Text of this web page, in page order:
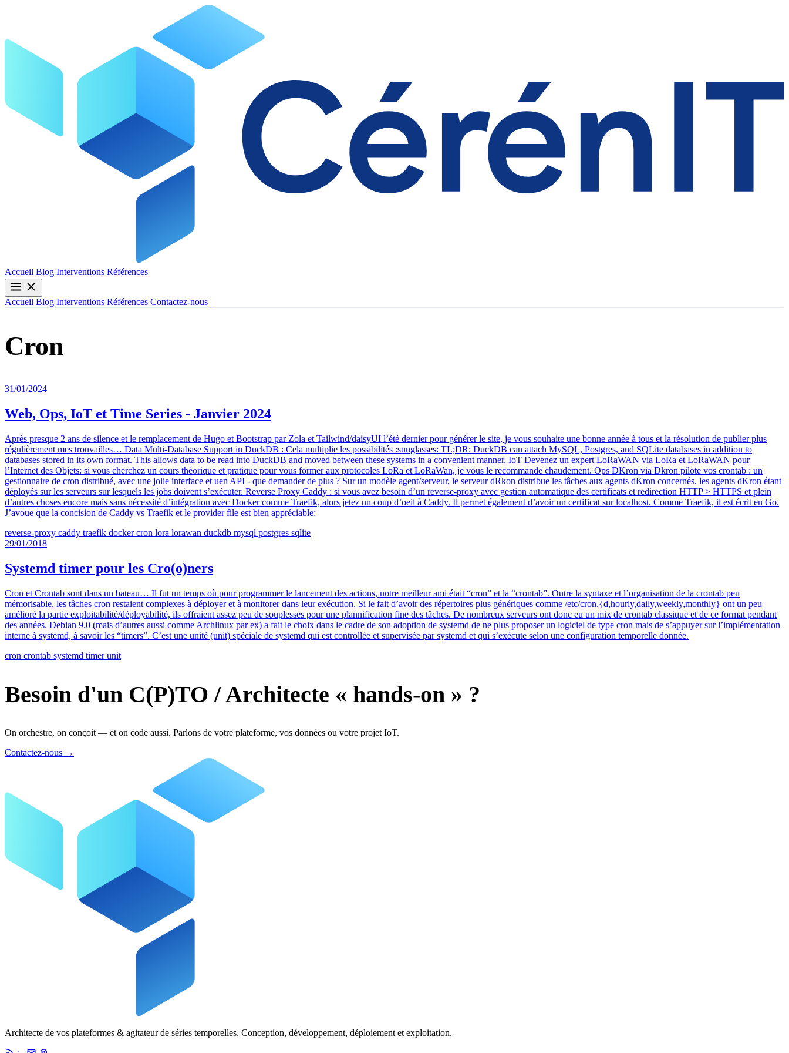
Accueil Blog Interventions Références
Accueil Blog Interventions Références Contactez-nous
Cron
31/01/2024
Web, Ops, IoT et Time Series - Janvier 2024
Après presque 2 ans de silence et le remplacement de Hugo et Bootstrap par Zola et Tailwind/daisyUI l’été dernier pour générer le site, je vous souhaite une bonne année à tous et la résolution de publier plus
régulièrement mes trouvailles… Data Multi-Database Support in DuckDB : Cela multiplie les possibilités :sunglasses: TL;DR: DuckDB can attach MySQL, Postgres, and SQLite databases in addition to
databases stored in its own format. This allows data to be read into DuckDB and moved between these systems in a convenient manner. IoT Devenez un expert LoRaWAN via LoRa et LoRaWAN pour
l’Internet des Objets: si vous cherchez un cours théorique et pratique pour vous former aux protocoles LoRa et LoRaWan, je vous le recommande chaudement. Ops DKron via Dkron pilote vos crontab : un
gestionnaire de cron distribué, avec une jolie interface et uen API - que demander de plus ? Sur un modèle agent/serveur, le serveur dRkon distribue les tâches aux agents dKron concernés. les agents dKron étant
déployés sur les serveurs sur lesquels les jobs doivent s’exécuter. Reverse Proxy Caddy : si vous avez besoin d’un reverse-proxy avec gestion automatique des certificats et redirection HTTP > HTTPS et plein
d’autres choses encore mais sans nécessité d’intégration avec Docker comme Traefik, alors jetez un coup d’oeil à Caddy. Il permet également d’avoir un certificat sur localhost. Comme Traefik, il est écrit en Go.
J’avoue que la concision de Caddy vs Traefik et le provider file est bien appréciable:
reverse-proxy caddy traefik docker cron lora lorawan duckdb mysql postgres sqlite
29/01/2018
Systemd timer pour les Cro(o)ners
Cron et Crontab sont dans un bateau… Il fut un temps où pour programmer le lancement des actions, notre meilleur ami était “cron” et la “crontab”. Outre la syntaxe et l’organisation de la crontab peu
mémorisable, les tâches cron restaient complexes à déployer et à monitorer dans leur exécution. Si le fait d’avoir des répertoires plus génériques comme /etc/cron.{d,hourly,daily,weekly,monthly} ont un peu
amélioré la partie exploitabilité/déployabilité, ils offraient assez peu de souplesses pour une plannification fine des tâches. De nombreux serveurs ont donc eu un mix de crontab classique et de ce format pendant
des années. Debian 9.0 (mais d’autres aussi comme Archlinux par ex) a fait le choix dans le cadre de son adoption de systemd de ne plus proposer un logiciel de type cron mais de s’appuyer sur l’implémentation
interne à systemd, à savoir les “timers”. C’est une unité (unit) spéciale de systemd qui est controllée et supervisée par systemd et qui s’exécute selon une configuration temporelle donnée.
cron crontab systemd timer unit
Besoin d'un C(P)TO / Architecte « hands-on » ?
On orchestre, on conçoit — et on code aussi. Parlons de votre plateforme, vos données ou votre projet IoT.
Contactez-nous →
Architecte de vos plateformes & agitateur de séries temporelles. Conception, développement, déploiement et exploitation.